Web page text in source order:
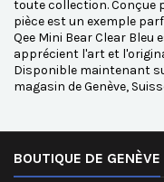
toute collection. Conçue
pièce est un exemple
Qee Mini Bear Clear
apprécient l'art et
Disponible maintenant
magasin de Genève,
BOUTIQUE DE GENÈVE